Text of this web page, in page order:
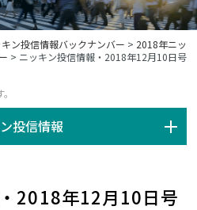
ン投信情報バックナンバー > 2018年ニッ
> ニッキン投信情報・2018年12月10日号
投信情報
2018年12月10日号